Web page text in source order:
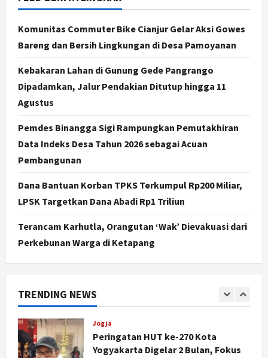
Komunitas Commuter Bike Cianjur Gelar Aksi Gowes
Bareng dan Bersih Lingkungan di Desa Pamoyanan
Kebakaran Lahan di Gunung Gede Pangrango
Dipadamkan, Jalur Pendakian Ditutup hingga 11
Agustus
Pemdes Binangga Sigi Rampungkan Pemutakhiran
Data Indeks Desa Tahun 2026 sebagai Acuan
Pembangunan
Dana Bantuan Korban TPKS Terkumpul Rp200 Miliar,
LPSK Targetkan Dana Abadi Rp1 Triliun
Terancam Karhutla, Orangutan ‘Wak’ Dievakuasi dari
Perkebunan Warga di Ketapang
TRENDING NEWS
Dorong Ekonomi Lokal,
Gunungkidul Gelar Open Sepatu
Roda di Pantai Sepanjang
Agustus 7, 2026
4
Cagar Budaya RSUD Soewondo Jadi
Segera Keluar
Agustus 7, 2026
Mulai Rp75 Ribu untuk Sekolah
Rakyat
Politik
Hari Jadi Pati ke-703 Jadi
Momentum Kemajuan, Ini Pesan Ali
Peringatan HUT ke-270 Kota
Yogyakarta Digelar 2 Bulan, Fokus
pada UMKM dan Wisata